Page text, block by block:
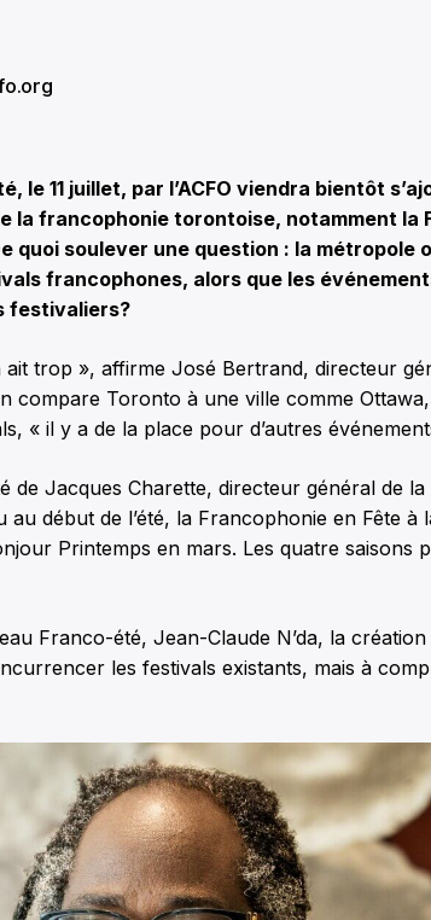
le 11 juillet, par l’ACFO viendra bientôt
la francophonie torontoise, notamment la
quoi soulever une question : la métropole
francophones, alors que les
festivaliers?
ait trop », affirme José Bertrand, directeur
compare Toronto à une ville comme
« il y a de la place pour d’autres
de Jacques Charette, directeur général de
au début de l’été, la Francophonie en Fête à
Printemps en mars. Les quatre saisons
Franco-été, Jean-Claude N’da, la création
les festivals existants, mais à